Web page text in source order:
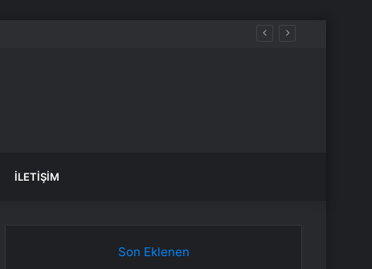
İLETIŞIM
Son Eklenen